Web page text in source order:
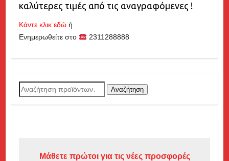
καλύτερες τιμές από τις αναγραφόμενες !
Κάντε κλικ εδώή
Ενημερωθείτε στο
2311288888
Αναζήτηση
για:
Αναζήτηση
Μάθετε πρώτοι για τις νέες προσφορές